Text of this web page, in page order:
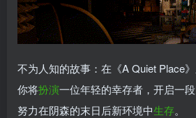
不为人知的故事：在《A Quiet Place
你将扮演一位年轻的幸存者，开启一
努力在阴森的末日后新环境中生存。